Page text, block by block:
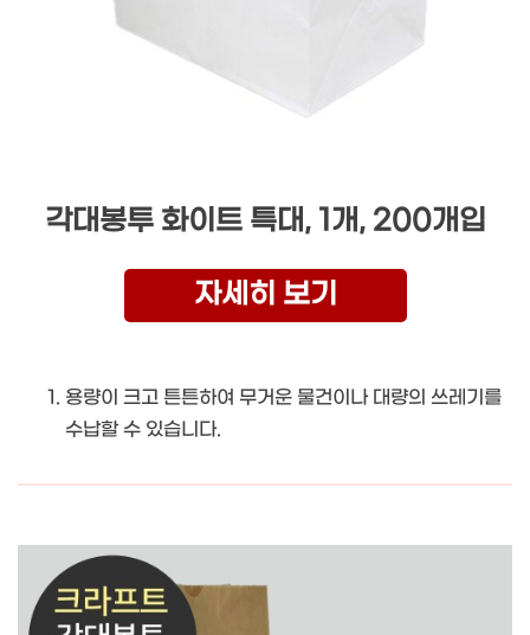
각대봉투 화이트 특대, 1개, 200개입
자세히 보기
용량이 크고 튼튼하여 무거운 물건이나 대량의 쓰레기를
수납할 수 있습니다.